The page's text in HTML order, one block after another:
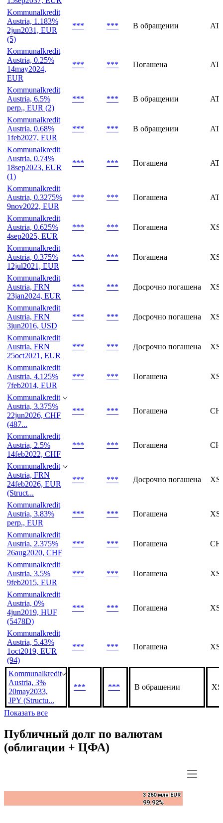
Kommunalkredit
Austria, 1.183%
2jun2031, EUR
(5)
*** *** В обращении
Kommunalkredit
Austria, 0.25%
14may2024,
EUR
*** *** Погашена
Kommunalkredit
Austria, 6.5%
perp., EUR (2)
*** *** В обращении
Kommunalkredit
Austria, 0.68%
1feb2027, EUR
*** *** В обращении
Kommunalkredit
Austria, 0.74%
18sep2023, EUR
(1)
*** *** Погашена
Kommunalkredit
Austria, 0.3275%
9nov2022, EUR
*** *** Погашена
Kommunalkredit
Austria, 0.625%
4sep2025, EUR
*** *** Погашена
Kommunalkredit
Austria, 0.375%
12jul2021, EUR
*** *** Погашена
Kommunalkredit
Austria, FRN
23jan2024, EUR
*** *** Досрочно погашена
Kommunalkredit
Austria, FRN
3jun2016, USD
*** *** Досрочно погашена
Kommunalkredit
Austria, FRN
25oct2021, EUR
*** *** Досрочно погашена
Kommunalkredit
Austria, 4.125%
7feb2014, EUR
*** *** Погашена
Kommunalkredit
Austria, 3.375%
22jun2026, CHF
(487...
*** *** Погашена
Kommunalkredit
Austria, 2.5%
14feb2022, CHF
*** *** Погашена
Kommunalkredit
Austria, FRN
24feb2026, EUR
(Struct...
*** *** Досрочно погашена
Kommunalkredit
Austria, 3.83%
perp., EUR
*** *** Погашена
Kommunalkredit
Austria, 2.375%
26aug2020, CHF
*** *** Погашена
Kommunalkredit
Austria, 3.5%
9feb2015, EUR
*** *** Погашена
Kommunalkredit
Austria, 0%
4jun2019, HUF
(5478D)
*** *** Погашена
Kommunalkredit
Austria, 5.43%
1oct2019, EUR
(94)
*** *** Погашена
Kommunalkredit
Austria, 3%
20may2033,
JPY (Structu...
*** *** В обращении
Показать все
Публичный долг по валютам
(облигации + ЦФА)
3 260 млн EUR
99.92%
3 260 млн EUR
99.92%